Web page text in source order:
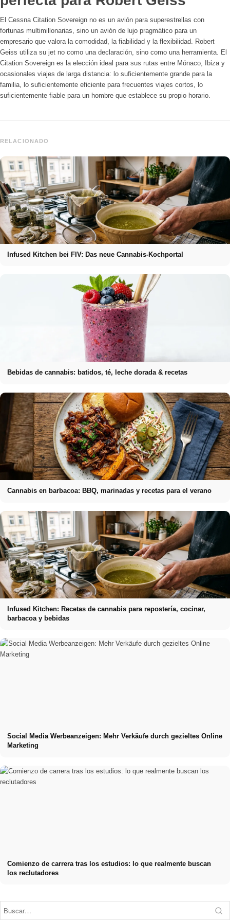
El Cessna Citation Sovereign no es un avión para superestrellas con
fortunas multimillonarias, sino un avión de lujo pragmático para un
empresario que valora la comodidad, la fiabilidad y la flexibilidad. Robert
Geiss utiliza su jet no como una declaración, sino como una herramienta. El
Citation Sovereign es la elección ideal para sus rutas entre Mónaco, Ibiza y
ocasionales viajes de larga distancia: lo suficientemente grande para la
familia, lo suficientemente eficiente para frecuentes viajes cortos, lo
suficientemente fiable para un hombre que establece su propio horario.
RELACIONADO
Infused Kitchen bei FIV: Das neue Cannabis-Kochportal
Bebidas de cannabis: batidos, té, leche dorada & recetas
Cannabis en barbacoa: BBQ, marinadas y recetas para el verano
Infused Kitchen: Recetas de cannabis para repostería, cocinar,
barbacoa y bebidas
Social Media Werbeanzeigen: Mehr Verkäufe durch gezieltes Online
Marketing
Comienzo de carrera tras los estudios: lo que realmente buscan
los reclutadores